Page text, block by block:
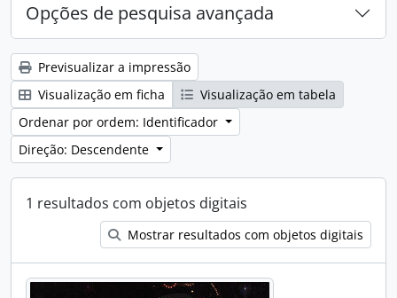
Opções de pesquisa avançada
Previsualizar a impressão
Visualização em ficha
Visualização em tabela
Ordenar por ordem: Identificador
Direção: Descendente
1 resultados com objetos digitais
Mostrar resultados com objetos digitais